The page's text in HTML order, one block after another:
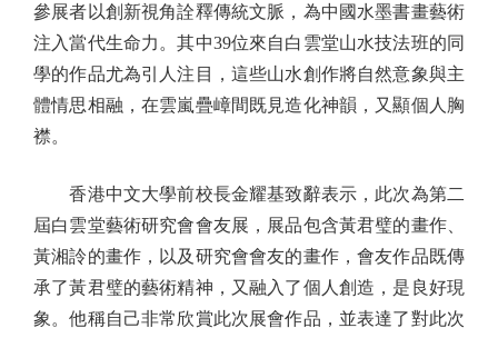
參展者以創新視角詮釋傳統文脈，為中國水墨書畫藝術
注入當代生命力。其中39位來自白雲堂山水技法班的同
學的作品尤為引人注目，這些山水創作將自然意象與主
體情思相融，在雲嵐疊嶂間既見造化神韻，又顯個人胸
襟。
香港中文大學前校長金耀基致辭表示，此次為第二
屆白雲堂藝術研究會會友展，展品包含黃君璧的畫作、
黃湘詅的畫作，以及研究會會友的畫作，會友作品既傳
承了黃君璧的藝術精神，又融入了個人創造，是良好現
象。他稱自己非常欣賞此次展會作品，並表達了對此次